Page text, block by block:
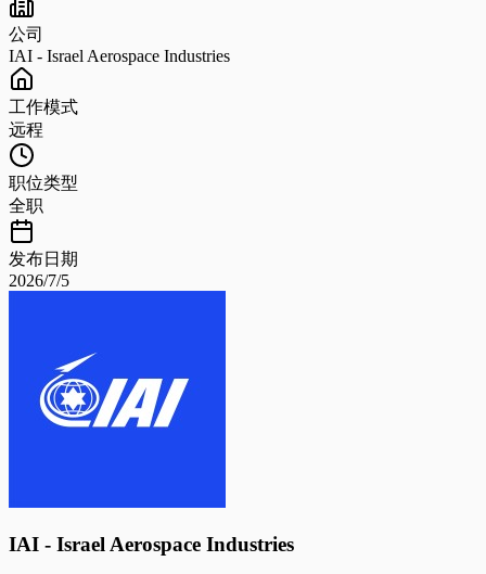
公司
IAI - Israel Aerospace Industries
工作模式
远程
职位类型
全职
发布日期
2026/7/5
IAI - Israel Aerospace Industries